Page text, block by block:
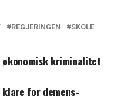
REGJERINGEN SKOLE
kriminalitet
klare for demens-